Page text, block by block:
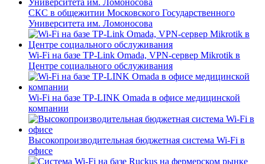
СКС в общежитии Московского Государственного
Университета им. Ломоносова
Wi-Fi на базе TP-Link Omada, VPN-сервер Mikrotik в
Центре социального обслуживания
Wi-Fi на базе TP-LINK Omada в офисе медицинской
компании
Высокопроизводительная бюджетная система Wi-Fi в
офисе